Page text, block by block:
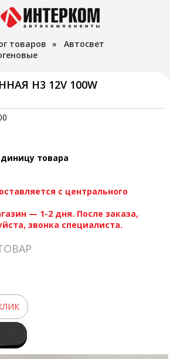
товаров » Автосвет
H3 12V 100W
товара
с центрального
— 1-2 дня. После заказа,
звонка специалиста.